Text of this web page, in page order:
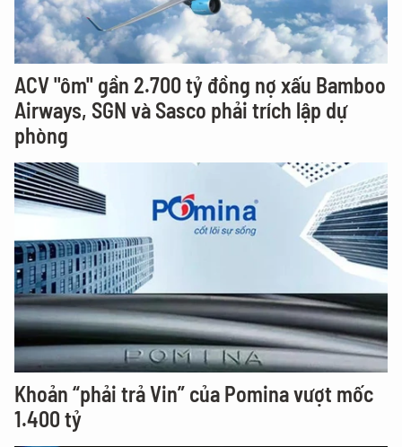
ACV "ôm" gần 2.700 tỷ đồng nợ xấu Bamboo
Airways, SGN và Sasco phải trích lập dự
phòng
Khoản “phải trả Vin” của Pomina vượt mốc
1.400 tỷ